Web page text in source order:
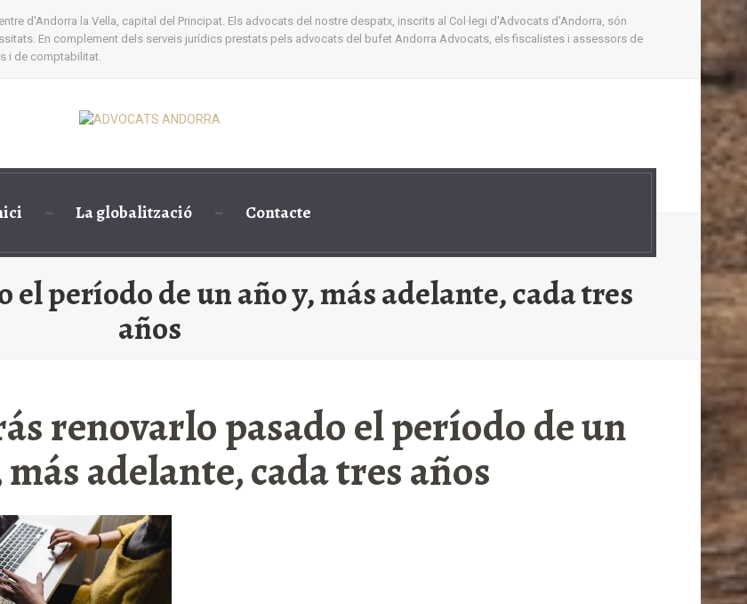
d'Andorra la Vella, capital del Principat. Els advocats del nostre despatx, inscrits al Col·legi d'Advocats d'Andorra, són
En complement dels serveis jurídics prestats pels advocats del bufet Andorra Advocats, els fiscalistes i assessors de
i de comptabilitat.
La globalització Contacte
el período de un año y, más adelante, cada tres
años
renovarlo pasado el período de un
más adelante, cada tres años